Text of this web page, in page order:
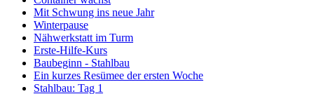
Mit Schwung ins neue Jahr
Winterpause
Nähwerkstatt im Turm
Erste-Hilfe-Kurs
Baubeginn - Stahlbau
Ein kurzes Resümee der ersten Woche
Stahlbau: Tag 1